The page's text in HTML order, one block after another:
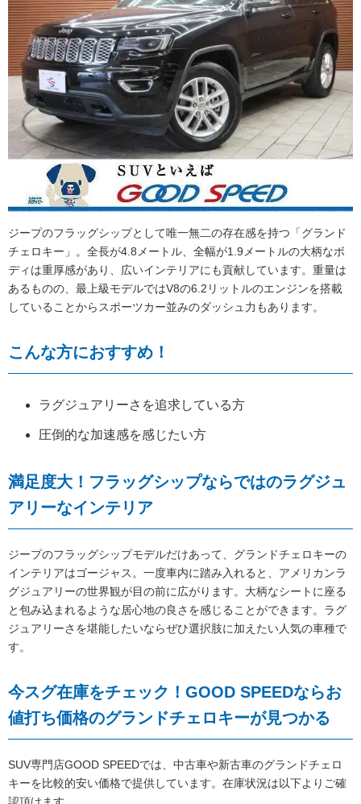
ジープのフラッグシップとして唯一無二の存在感を持つ「グランド
チェロキー」。全長が4.8メートル、全幅が1.9メートルの大柄なボ
ディは重厚感があり、広いインテリアにも貢献しています。重量は
あるものの、最上級モデルではV8の6.2リットルのエンジンを搭載
していることからスポーツカー並みのダッシュ力もあります。
こんな方におすすめ！
ラグジュアリーさを追求している方
圧倒的な加速感を感じたい方
満足度大！フラッグシップならではのラグジュ
アリーなインテリア
ジープのフラッグシップモデルだけあって、グランドチェロキーの
インテリアはゴージャス。一度車内に踏み入れると、アメリカンラ
グジュアリーの世界観が目の前に広がります。大柄なシートに座る
と包み込まれるような居心地の良さを感じることができます。ラグ
ジュアリーさを堪能したいならぜひ選択肢に加えたい人気の車種で
す。
今スグ在庫をチェック！GOOD SPEEDならお
値打ち価格のグランドチェロキーが見つかる
SUV専門店GOOD SPEEDでは、中古車や新古車のグランドチェロ
キーを比較的安い価格で提供しています。在庫状況は以下よりご確